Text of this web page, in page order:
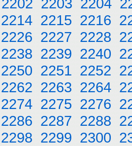
2202 2203 2204
2214 2215 2216
2226 2227 2228
2238 2239 2240
2250 2251 2252
2262 2263 2264
2274 2275 2276
2286 2287 2288
2298 2299 2300